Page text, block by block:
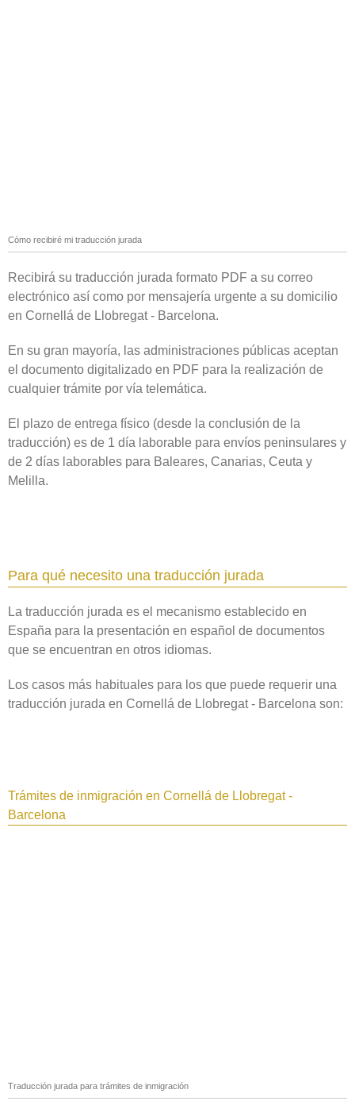
Cómo recibiré mi traducción jurada
Recibirá su traducción jurada formato PDF a su correo
electrónico así como por mensajería urgente a su domicilio
en Cornellá de Llobregat - Barcelona.
En su gran mayoría, las administraciones públicas aceptan
el documento digitalizado en PDF para la realización de
cualquier trámite por vía telemática.
El plazo de entrega físico (desde la conclusión de la
traducción) es de 1 día laborable para envíos peninsulares y
de 2 días laborables para Baleares, Canarias, Ceuta y
Melilla.
Para qué necesito una traducción jurada
La traducción jurada es el mecanismo establecido en
España para la presentación en español de documentos
que se encuentran en otros idiomas.
Los casos más habituales para los que puede requerir una
traducción jurada en Cornellá de Llobregat - Barcelona son:
Trámites de inmigración en Cornellá de Llobregat -
Barcelona
Traducción jurada para trámites de inmigración